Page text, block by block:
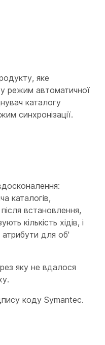
яке
режим автоматичної
каталогу
синхронізації.
каталогів,
встановлення,
кількість хідів, і
для об'
яку не вдалося
коду Symantec.